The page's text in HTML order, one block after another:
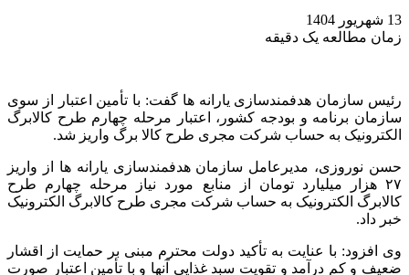
13 شهریور 1404
زمان مطالعه یک دقیقه
رئیس سازمان هدفمندسازی یارانه ها گفت: با تأمین اعتبار از سوی
سازمان برنامه و بودجه کشور، اعتبار مرحله چهارم طرح کالابرگ
الکترونیک به حساب شرکت مجری طرح کالا برگ واریز شد.
حسن نوروزی، مدیرعامل سازمان هدفمندسازی یارانه ها از واریز
۲۷ هزار میلیارد تومان از منابع مورد نیاز مرحله چهارم طرح
کالابرگ الکترونیک به حساب شرکت مجری طرح کالابرگ الکترونیک
خبر داد.
وی افزود: با عنایت به تأکید دولت محترم مبنی بر حمایت از اقشار
ضعیف و کم درآمد و تقویت سبد غذایی آنها و با تأمین اعتبار صورت